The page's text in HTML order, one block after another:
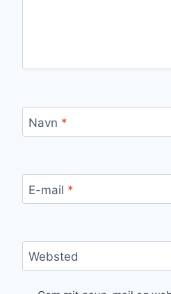
Navn *
E-mail *
Websted